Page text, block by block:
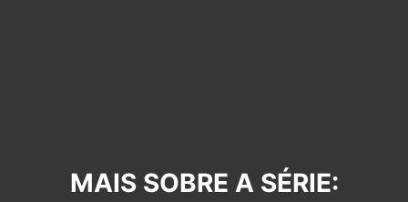
MAIS SOBRE A SÉRIE: